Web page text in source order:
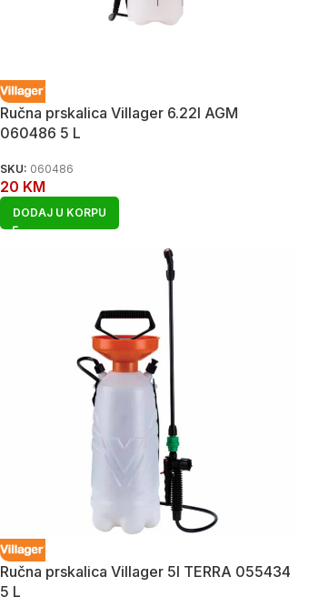
Ručna prskalica Villager 6.22l AGM
060486 5 L
SKU: 060486
20 KM
DODAJ U KORPU
Ručna prskalica Villager 5l TERRA 055434
5 L